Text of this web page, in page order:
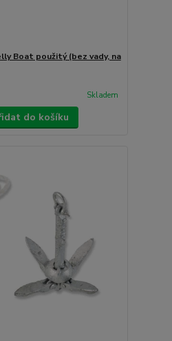
Boat použitý (bez vady, na
Skladem
do košíku